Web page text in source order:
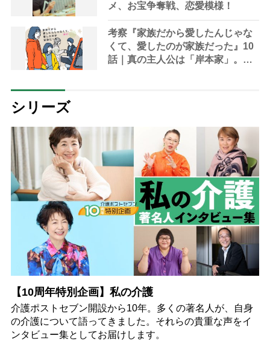
メ、お宝争奪戦、恋愛模様！
考察『家族だから愛したんじゃな
くて、愛したのが家族だった』10
話｜真の主人公は「岸本家」。演
シリーズ
【10周年特別企画】私の介護
介護ポストセブン開設から10年。多くの著名人が、自身
の介護について語ってきました。それらの貴重な声をイ
ンタビュー集としてお届けします。